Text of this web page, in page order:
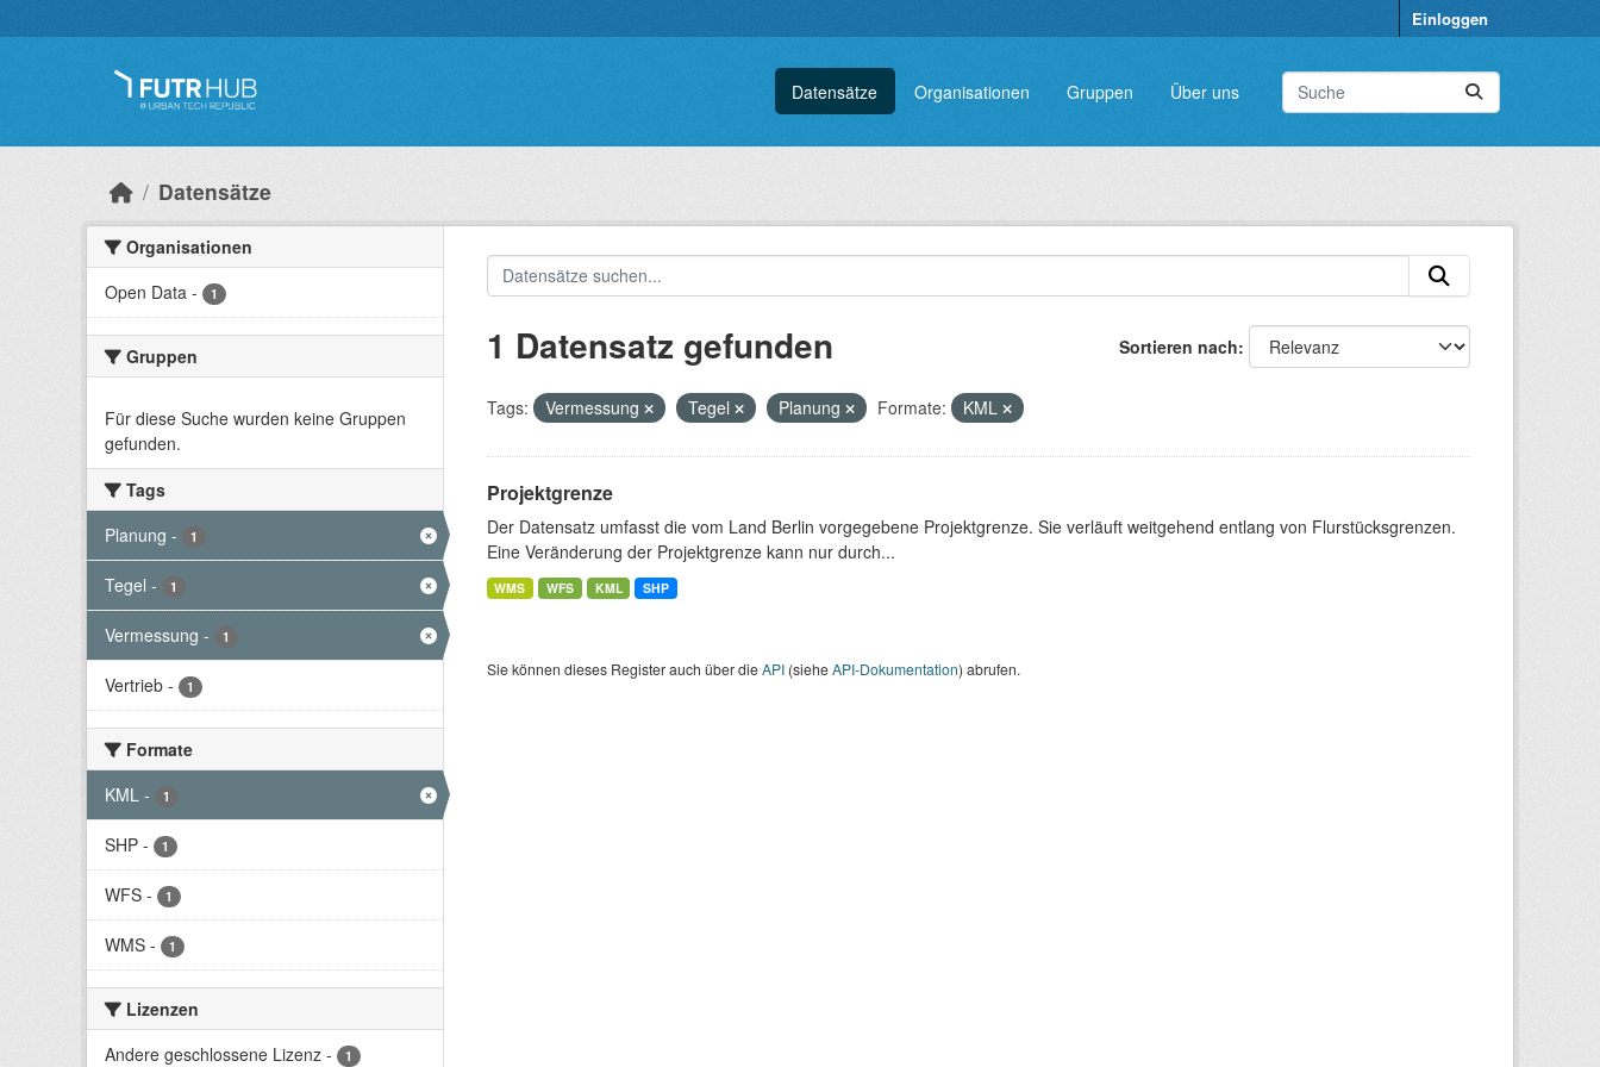
Einloggen
Datensätze Organisationen Gruppen Über uns
Datensätze
Organisationen
Open Data - 1
Gruppen
Für diese Suche wurden keine Gruppen
gefunden.
Tags
Planung - 1
Tegel - 1
Vermessung - 1
Vertrieb - 1
Formate
KML - 1
SHP - 1
WFS - 1
WMS - 1
Lizenzen
Andere geschlossene Lizenz - 1
Sortieren nach
1 Datensatz gefunden
Tags: Vermessung Tegel Planung Formate: KML
Projektgrenze
Der Datensatz umfasst die vom Land Berlin vorgegebene Projektgrenze. Sie verläuft weitgehend entlang von Flurstücksgrenzen.
Eine Veränderung der Projektgrenze kann nur durch...
WMS WFS KML SHP
Sie können dieses Register auch über dieAPI(sieheAPI-Dokumentation) abrufen.